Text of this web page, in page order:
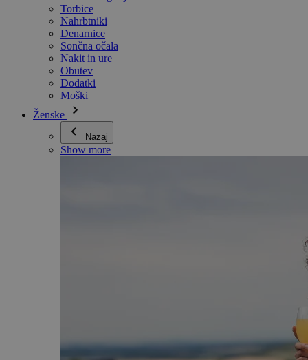
Torbice
Nahrbtniki
Denarnice
Sončna očala
Nakit in ure
Obutev
Dodatki
Moški
Ženske
Nazaj
Show more